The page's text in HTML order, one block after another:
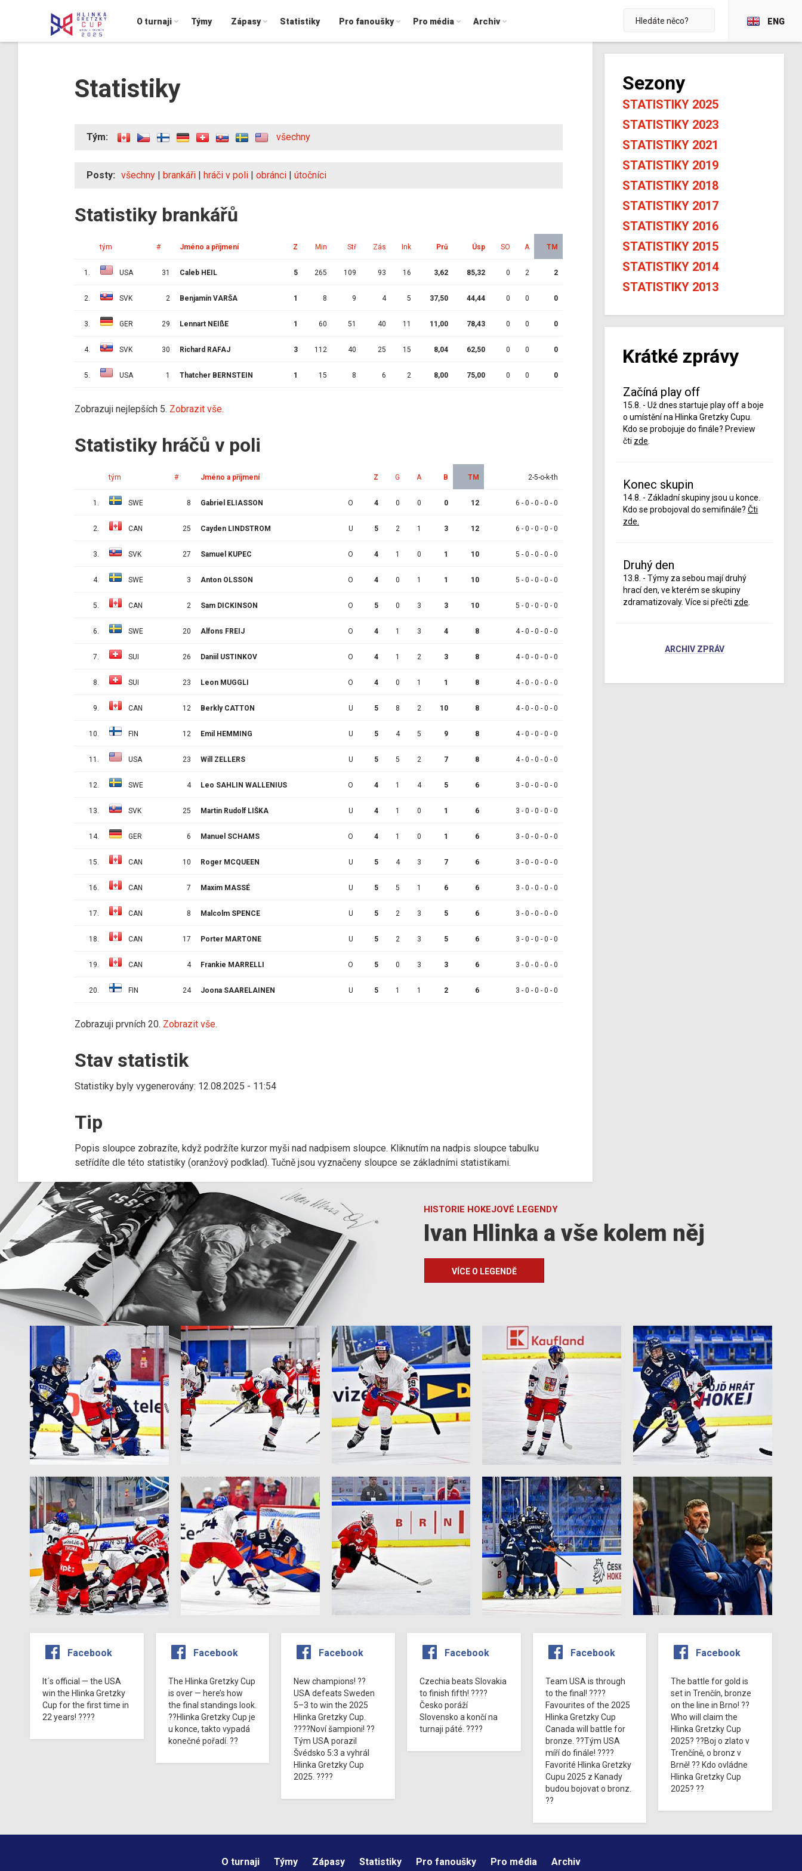
O turnaji Týmy Zápasy Statistiky Pro fanoušky Pro média Archiv ENG
Statistiky
Tým: všechny
Posty: všechny | brankáři | hráči v poli | obránci | útočníci
Statistiky brankářů
tým # Jméno a příjmení Z Min Stř Zás Ink Prů Úsp SO A TM
1. USA 31 Caleb HEIL 5 265 109 93 16 3,62 85,32 0 2 2
2. SVK 2 Benjamín VARŠA 1 8 9 4 5 37,50 44,44 0 0 0
3. GER 29 Lennart NEIßE 1 60 51 40 11 11,00 78,43 0 0 0
4. SVK 30 Richard RAFAJ 3 112 40 25 15 8,04 62,50 0 0 0
5. USA 1 Thatcher BERNSTEIN 1 15 8 6 2 8,00 75,00 0 0 0
Zobrazuji nejlepších 5. Zobrazit vše.
Statistiky hráčů v poli
tým # Jméno a příjmení Z G A B TM 2-5-o-k-th
1. SWE 8 Gabriel ELIASSON O 4 0 0 0 12 6 - 0 - 0 - 0 - 0
2. CAN 25 Cayden LINDSTROM U 5 2 1 3 12 6 - 0 - 0 - 0 - 0
3. SVK 27 Samuel KUPEC O 4 1 0 1 10 5 - 0 - 0 - 0 - 0
4. SWE 3 Anton OLSSON O 4 0 1 1 10 5 - 0 - 0 - 0 - 0
5. CAN 2 Sam DICKINSON O 5 0 3 3 10 5 - 0 - 0 - 0 - 0
6. SWE 20 Alfons FREIJ O 4 1 3 4 8 4 - 0 - 0 - 0 - 0
7. SUI 26 Daniil USTINKOV O 4 1 2 3 8 4 - 0 - 0 - 0 - 0
8. SUI 23 Leon MUGGLI O 4 0 1 1 8 4 - 0 - 0 - 0 - 0
9. CAN 12 Berkly CATTON U 5 8 2 10 8 4 - 0 - 0 - 0 - 0
10. FIN 12 Emil HEMMING U 5 4 5 9 8 4 - 0 - 0 - 0 - 0
11. USA 23 Will ZELLERS U 5 5 2 7 8 4 - 0 - 0 - 0 - 0
12. SWE 4 Leo SAHLIN WALLENIUS O 4 1 4 5 6 3 - 0 - 0 - 0 - 0
13. SVK 25 Martin Rudolf LIŠKA U 4 1 0 1 6 3 - 0 - 0 - 0 - 0
14. GER 6 Manuel SCHAMS O 4 1 0 1 6 3 - 0 - 0 - 0 - 0
15. CAN 10 Roger MCQUEEN U 5 4 3 7 6 3 - 0 - 0 - 0 - 0
16. CAN 7 Maxim MASSÉ U 5 5 1 6 6 3 - 0 - 0 - 0 - 0
17. CAN 8 Malcolm SPENCE U 5 2 3 5 6 3 - 0 - 0 - 0 - 0
18. CAN 17 Porter MARTONE U 5 2 3 5 6 3 - 0 - 0 - 0 - 0
19. CAN 4 Frankie MARRELLI O 5 0 3 3 6 3 - 0 - 0 - 0 - 0
20. FIN 24 Joona SAARELAINEN U 5 1 1 2 6 3 - 0 - 0 - 0 - 0
Zobrazuji prvních 20. Zobrazit vše.
Stav statistik
Statistiky byly vygenerovány: 12.08.2025 - 11:54
Tip
Popis sloupce zobrazíte, když podržíte kurzor myši nad nadpisem sloupce. Kliknutím na nadpis sloupce tabulku
setřídíte dle této statistiky (oranžový podklad). Tučně jsou vyznačeny sloupce se základními statistikami.
Sezony
STATISTIKY 2025
STATISTIKY 2023
STATISTIKY 2021
STATISTIKY 2019
STATISTIKY 2018
STATISTIKY 2017
STATISTIKY 2016
STATISTIKY 2015
STATISTIKY 2014
STATISTIKY 2013
Krátké zprávy
Začíná play off
15.8. - Už dnes startuje play off a boje
o umístění na Hlinka Gretzky Cupu.
Kdo se probojuje do finále? Preview
čti zde
Konec skupin
14.8. - Základní skupiny jsou u konce.
Kdo se probojoval do semifinále? Čti
zde.
Druhý den
13.8. - Týmy za sebou mají druhý
hrací den, ve kterém se skupiny
zdramatizovaly. Více si přečti zde
ARCHIV ZPRÁV
HISTORIE HOKEJOVÉ LEGENDY
Ivan Hlinka a vše kolem něj
VÍCE O LEGENDĚ
Facebook
It´s official — the USA
win the Hlinka Gretzky
Cup for the first time in
22 years! ????
Facebook
The Hlinka Gretzky Cup
is over — here’s how
the final standings look.
??Hlinka Gretzky Cup je
u konce, takto vypadá
konečné pořadí. ??
Facebook
New champions! ??
USA defeats Sweden
5–3 to win the 2025
Hlinka Gretzky Cup.
????Noví šampioni! ??
Tým USA porazil
Švédsko 5:3 a vyhrál
Hlinka Gretzky Cup
2025. ????
Facebook
Czechia beats Slovakia
to finish fifth! ????
Česko poráží
Slovensko a končí na
turnaji páté. ????
Facebook
Team USA is through
to the final! ????
Favourites of the 2025
Hlinka Gretzky Cup
Canada will battle for
bronze. ??Tým USA
míří do finále! ????
Favorité Hlinka Gretzky
Cupu 2025 z Kanady
budou bojovat o bronz.
??
Facebook
The battle for gold is
set in Trenčín, bronze
on the line in Brno! ??
Who will claim the
Hlinka Gretzky Cup
2025? ??Boj o zlato v
Trenčíně, o bronz v
Brně! ?? Kdo ovládne
Hlinka Gretzky Cup
2025? ??
O turnaji Týmy Zápasy Statistiky Pro fanoušky Pro média Archiv